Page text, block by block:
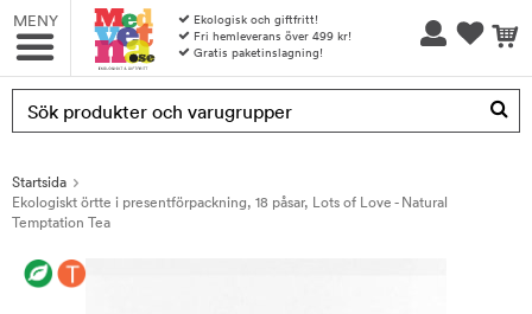
MENY
Ekologisk och giftfritt!
Fri hemleverans över 499 kr!
Gratis paketinslagning!
Produkten har blivit tillagd i varukorgen
Startsida
Ekologiskt örtte i presentförpackning, 18 påsar, Lots of Love - Natural
Temptation Tea